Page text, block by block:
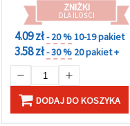
ZNIŻKI
DLA ILOŚCI
4.09 zł- 20 %10-19 pakiet
3.58 zł- 30 % 20 pakiet +
DODAJ DO KOSZYKA